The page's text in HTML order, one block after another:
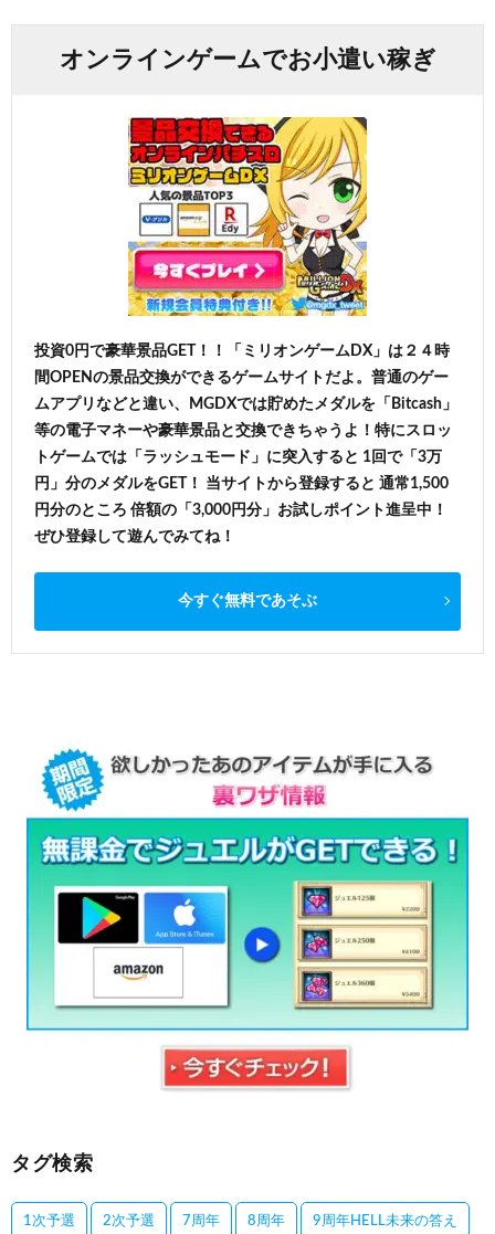
オンラインゲームでお小遣い稼ぎ
投資0円で豪華景品GET！！「ミリオンゲームDX」は２４時
間OPENの景品交換ができるゲームサイトだよ。普通のゲー
ムアプリなどと違い、MGDXでは貯めたメダルを「Bitcash」
等の電子マネーや豪華景品と交換できちゃうよ！特にスロッ
トゲームでは「ラッシュモード」に突入すると 1回で「3万
円」分のメダルをGET！ 当サイトから登録すると 通常1,500
円分のところ 倍額の「3,000円分」お試しポイント進呈中！
ぜひ登録して遊んでみてね！
今すぐ無料であそぶ
タグ検索
1次予選 2次予選 7周年 8周年 9周年HELL未来の答え